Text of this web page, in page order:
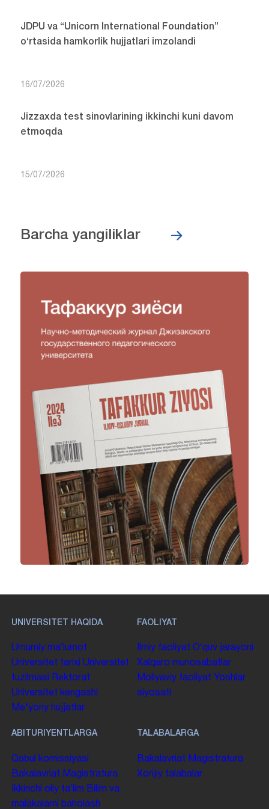
JDPU va “Unicorn International Foundation”
o‘rtasida hamkorlik hujjatlari imzolandi
16/07/2026
Jizzaxda test sinovlarining ikkinchi kuni davom
etmoqda
15/07/2026
Barcha yangiliklar
UNIVERSITET HAQIDA
Umumiy maʼlumot
Universitet tarixi Universitet
tuzilmasi
Rektorat
Universitet kengashi
Me'yoriy hujjatlar
FAOLIYAT
Ilmiy faoliyat Oʻquv jarayoni
Xalqaro munosabatlar
Moliyaviy faoliyat Yoshlar
siyosati
ABITURIYENTLARGA
Qabul komissiyasi
Bakalavriat Magistratura
Ikkinchi oliy taʼlim Bilim va
malakalarni baholash
TALABALARGA
Bakalavriat Magistratura
Xorijiy talabalar